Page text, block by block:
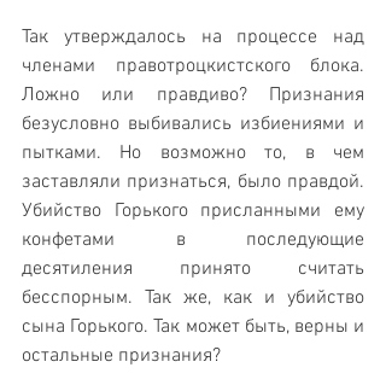
Так утверждалось на процессе над
членами правотроцкистского блока.
Ложно или правдиво? Признания
безусловно выбивались избиениями и
пытками. Но возможно то, в чем
заставляли признаться, было правдой.
Убийство Горького присланными ему
конфетами в последующие
десятиления принято считать
бесспорным. Так же, как и убийство
сына Горького. Так может быть, верны и
остальные признания?